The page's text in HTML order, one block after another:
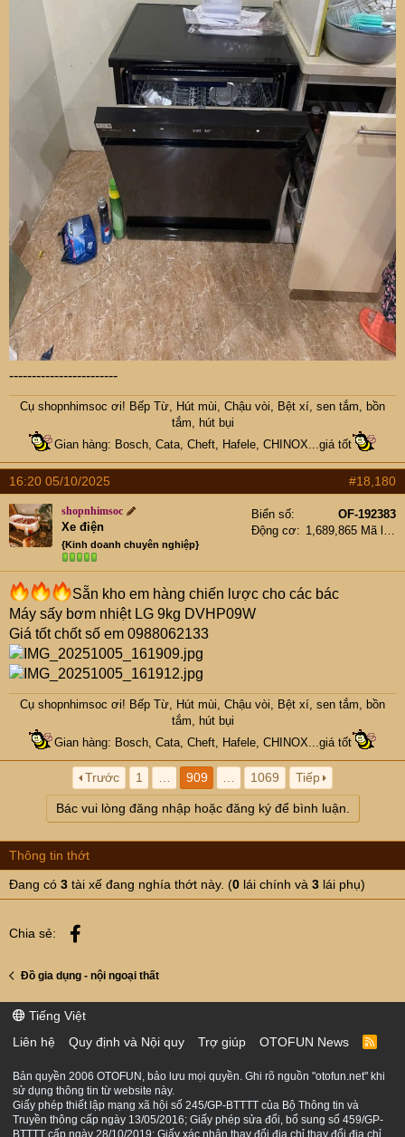
------------------------
Cụ shopnhimsoc ơi! Bếp Từ, Hút mùi, Chậu vòi, Bệt xí, sen tắm, bồn
tắm, hút bụi
Gian hàng: Bosch, Cata, Cheft, Hafele, CHINOX...giá tốt
16:20 05/10/2025 #18,180
shopnhimsoc
Xe điện
{Kinh doanh chuyên nghiệp}
Biển số
OF-192383
Động cơ
Sẵn kho em hàng chiến lược cho các bác
Máy sấy bơm nhiệt LG 9kg DVHP09W
Giá tốt chốt số em 0988062133
Cụ shopnhimsoc ơi! Bếp Từ, Hút mùi, Chậu vòi, Bệt xí, sen tắm, bồn
tắm, hút bụi
Gian hàng: Bosch, Cata, Cheft, Hafele, CHINOX...giá tốt
Trước 1 … 909 … 1069 Tiếp
Bác vui lòng đăng nhập hoặc đăng ký để bình luận.
Thông tin thớt
Đang có 3 tài xế đang nghía thớt này. (0 lái chính và 3 lái phụ)
Chia sẻ:
Đồ gia dụng - nội ngoại thất
Tiếng Việt
Liên hệ
Quy định và Nội quy Trợ giúp OTOFUN News
R
S
Bản quyền 2006 OTOFUN, bảo lưu mọi quyền. Ghi rõ nguồn "otofun.net" khi
sử dụng thông tin từ website này.
Giấy phép thiết lập mạng xã hội số 245/GP-BTTTT của Bộ Thông tin và
Truyền thông cấp ngày 13/05/2016; Giấy phép sửa đổi, bổ sung số 459/GP-